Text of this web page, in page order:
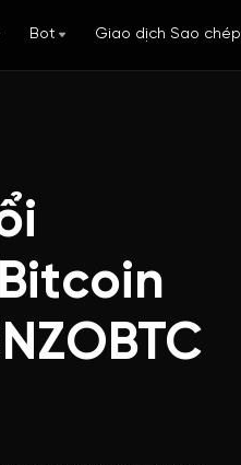
Bot Giao dịch Sao chép